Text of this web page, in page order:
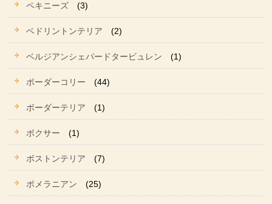
ペキニーズ (3)
ベドリントンテリア (2)
ベルジアンシェパードタービュレン (1)
ボーダーコリー (44)
ボーダーテリア (1)
ボクサー (1)
ボストンテリア (7)
ポメラニアン (25)